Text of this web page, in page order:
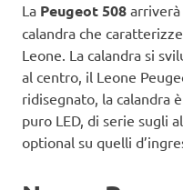
La Peugeot 508 arriverà
calandra che
Leone. La calandra si
al centro, il Leone
ridisegnato, la calandra
puro LED, di serie sugli
optional su quelli